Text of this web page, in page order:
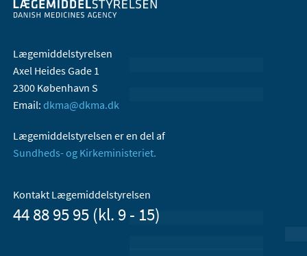
Lægemiddelstyrelsen
Axel Heides Gade 1
2300 København S
Email: dkma@dkma.dk
Lægemiddelstyrelsen er en del af
Sundheds- og Kirkeministeriet.
Kontakt Lægemiddelstyrelsen
44 88 95 95 (kl. 9 - 15)